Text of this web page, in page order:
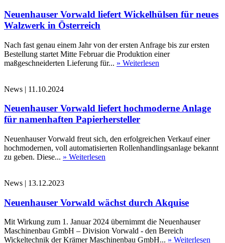
Neuenhauser Vorwald liefert Wickelhülsen für neues
Walzwerk in Österreich
Nach fast genau einem Jahr von der ersten Anfrage bis zur ersten
Bestellung startet Mitte Februar die Produktion einer
maßgeschneiderten Lieferung für... » Weiterlesen
News | 11.10.2024
Neuenhauser Vorwald liefert hochmoderne Anlage
für namenhaften Papierhersteller
Neuenhauser Vorwald freut sich, den erfolgreichen Verkauf einer
hochmodernen, voll automatisierten Rollenhandlingsanlage bekannt
zu geben. Diese... » Weiterlesen
News | 13.12.2023
Neuenhauser Vorwald wächst durch Akquise
Mit Wirkung zum 1. Januar 2024 übernimmt die Neuenhauser
Maschinenbau GmbH – Division Vorwald - den Bereich
Wickeltechnik der Krämer Maschinenbau GmbH... » Weiterlesen